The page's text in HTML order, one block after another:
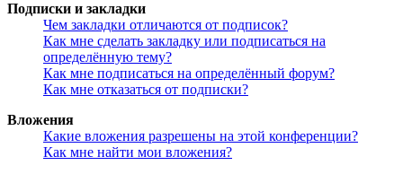
Подписки и закладки
Чем закладки отличаются от подписок?
Как мне сделать закладку или подписаться на
определённую тему?
Как мне подписаться на определённый форум?
Как мне отказаться от подписки?
Вложения
Какие вложения разрешены на этой конференции?
Как мне найти мои вложения?